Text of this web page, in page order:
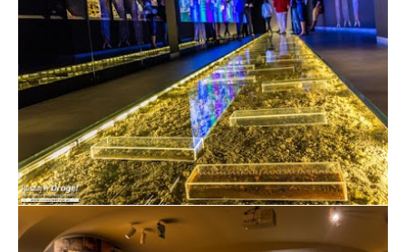
Wystawa w Muzeum Domu Jana Pawła II w
Wadowicach